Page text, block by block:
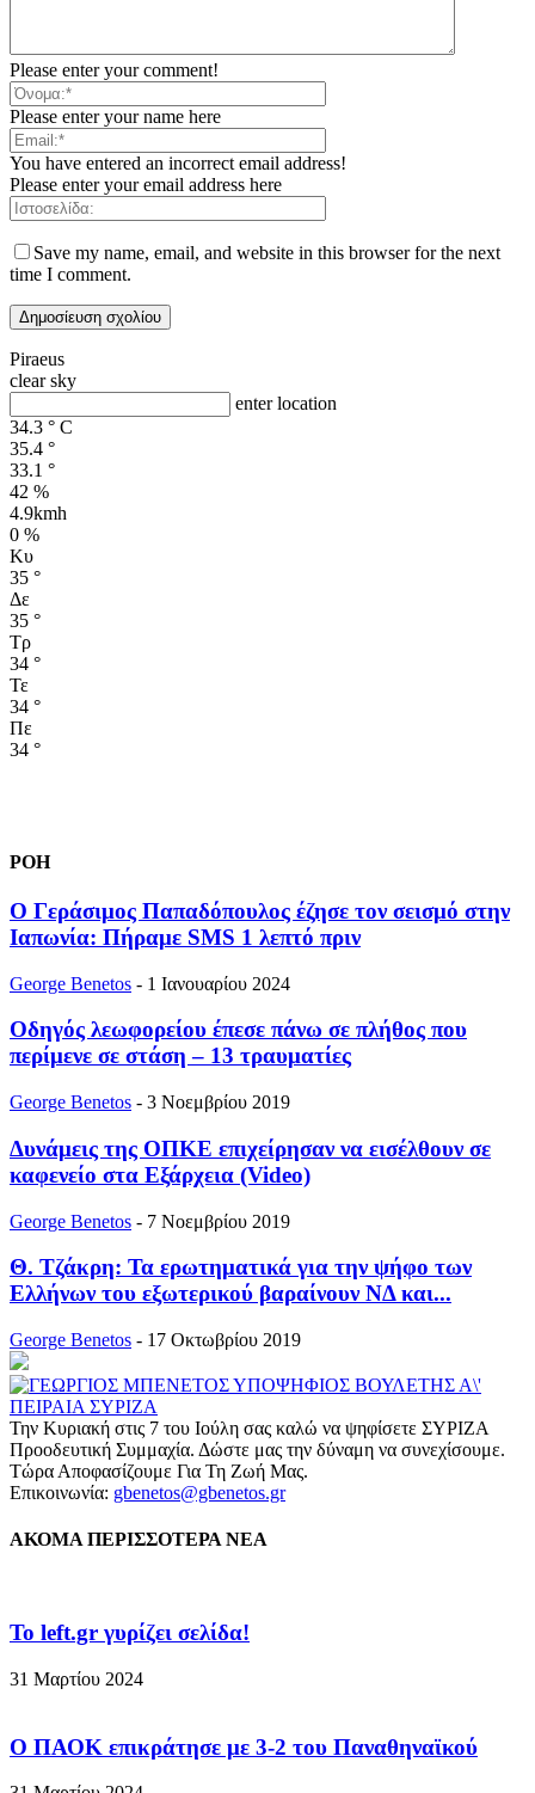
Please enter your comment!
Please enter your name here
You have entered an incorrect email address!
Please enter your email address here
Save my name, email, and website in this browser for the next
time I comment.
Piraeus
clear sky
enter location
34.3 ° C
35.4 °
33.1 °
42 %
4.9kmh
0 %
Κυ
35 °
Δε
35 °
Τρ
34 °
Τε
34 °
Πε
34 °
ΡΟΗ
Ο Γεράσιμος Παπαδόπουλος έζησε τον σεισμό στην
Ιαπωνία: Πήραμε SMS 1 λεπτό πριν
George Benetos - 1 Ιανουαρίου 2024
Οδηγός λεωφορείου έπεσε πάνω σε πλήθος που
περίμενε σε στάση – 13 τραυματίες
George Benetos - 3 Νοεμβρίου 2019
Δυνάμεις της ΟΠΚΕ επιχείρησαν να εισέλθουν σε
καφενείο στα Εξάρχεια (Video)
George Benetos - 7 Νοεμβρίου 2019
Θ. Τζάκρη: Τα ερωτηματικά για την ψήφο των
Ελλήνων του εξωτερικού βαραίνουν ΝΔ και...
George Benetos - 17 Οκτωβρίου 2019
Την Κυριακή στις 7 του Ιούλη σας καλώ να ψηφίσετε ΣΥΡΙΖΑ
Προοδευτική Συμμαχία. Δώστε μας την δύναμη να συνεχίσουμε.
Τώρα Αποφασίζουμε Για Τη Ζωή Μας.
Επικοινωνία: gbenetos@gbenetos.gr
ΑΚΟΜΑ ΠΕΡΙΣΣΟΤΕΡΑ ΝΕΑ
To left.gr γυρίζει σελίδα!
31 Μαρτίου 2024
Ο ΠΑΟΚ επικράτησε με 3-2 του Παναθηναϊκού